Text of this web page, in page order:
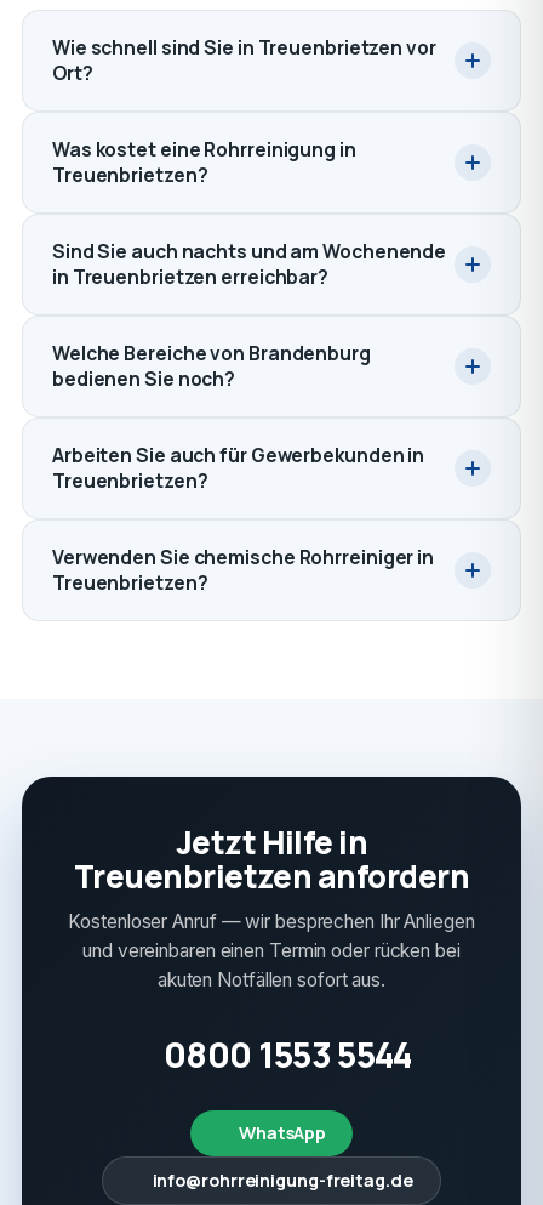
Wie schnell sind Sie in Treuenbrietzen vor
Ort?
Was kostet eine Rohrreinigung in
Treuenbrietzen?
Sind Sie auch nachts und am Wochenende
in Treuenbrietzen erreichbar?
Welche Bereiche von Brandenburg
bedienen Sie noch?
Arbeiten Sie auch für Gewerbekunden in
Treuenbrietzen?
Verwenden Sie chemische Rohrreiniger in
Treuenbrietzen?
Jetzt Hilfe in
Treuenbrietzen anfordern
Kostenloser Anruf — wir besprechen Ihr Anliegen
und vereinbaren einen Termin oder rücken bei
akuten Notfällen sofort aus.
0800 1553 5544
WhatsApp
info@rohrreinigung-freitag.de